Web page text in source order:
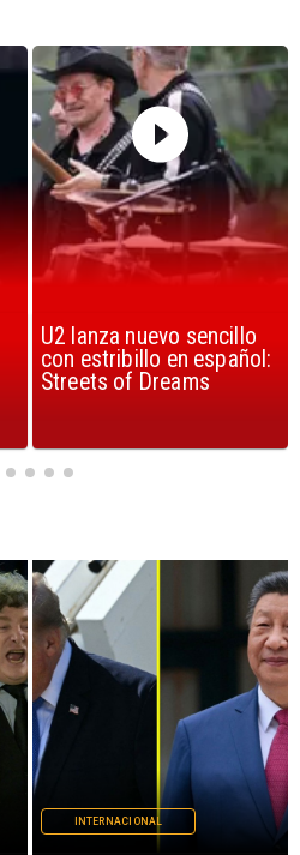
“Africa” de Toto es
considerada la mejor
canción, según la ciencia
INTERNACIONAL